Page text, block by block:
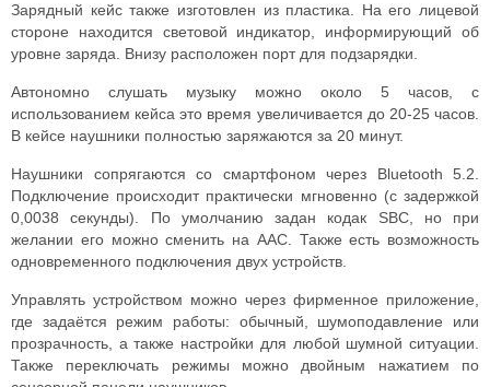
Зарядный кейс также изготовлен из пластика. На его лицевой
стороне находится световой индикатор, информирующий об
уровне заряда. Внизу расположен порт для подзарядки.
Автономно слушать музыку можно около 5 часов, с
использованием кейса это время увеличивается до 20-25 часов.
В кейсе наушники полностью заряжаются за 20 минут.
Наушники сопрягаются со смартфоном через Bluetooth 5.2.
Подключение происходит практически мгновенно (с задержкой
0,0038 секунды). По умолчанию задан кодак SBC, но при
желании его можно сменить на AAC. Также есть возможность
одновременного подключения двух устройств.
Управлять устройством можно через фирменное приложение,
где задаётся режим работы: обычный, шумоподавление или
прозрачность, а также настройки для любой шумной ситуации.
Также переключать режимы можно двойным нажатием по